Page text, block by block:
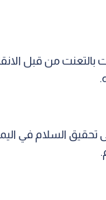
من قبل
السلام في